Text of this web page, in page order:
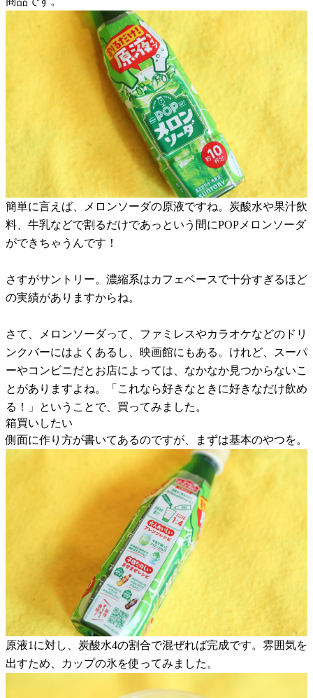
簡単に言えば、メロンソーダの原液ですね。炭酸水や果汁飲
料、牛乳などで割るだけであっという間にPOPメロンソーダ
ができちゃうんです！
さすがサントリー。濃縮系はカフェベースで十分すぎるほど
の実績がありますからね。
さて、メロンソーダって、ファミレスやカラオケなどのドリ
ンクバーにはよくあるし、映画館にもある。けれど、スーパ
ーやコンビニだとお店によっては、なかなか見つからないこ
とがありますよね。「これなら好きなときに好きなだけ飲め
る！」ということで、買ってみました。
箱買いしたい
側面に作り方が書いてあるのですが、まずは基本のやつを。
原液1に対し、炭酸水4の割合で混ぜれば完成です。雰囲気を
出すため、カップの氷を使ってみました。